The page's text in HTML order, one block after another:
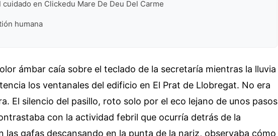
en Clickedu Mare De Deu Del Carme
humana
ámbar caía sobre el teclado de la secretaría mientras la lluvia
los ventanales del edificio en El Prat de Llobregat. No era
El silencio del pasillo, roto solo por el eco lejano de unos pasos
con la actividad febril que ocurría detrás de la
las gafas descansando en la punta de la nariz, observaba cómo